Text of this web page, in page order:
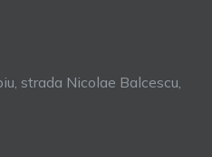
strada Nicolae Balcescu,